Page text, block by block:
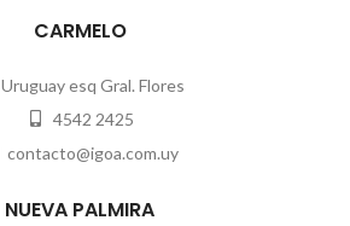
CARMELO
Uruguay esq Gral. Flores
4542 2425
contacto@igoa.com.uy
NUEVA PALMIRA